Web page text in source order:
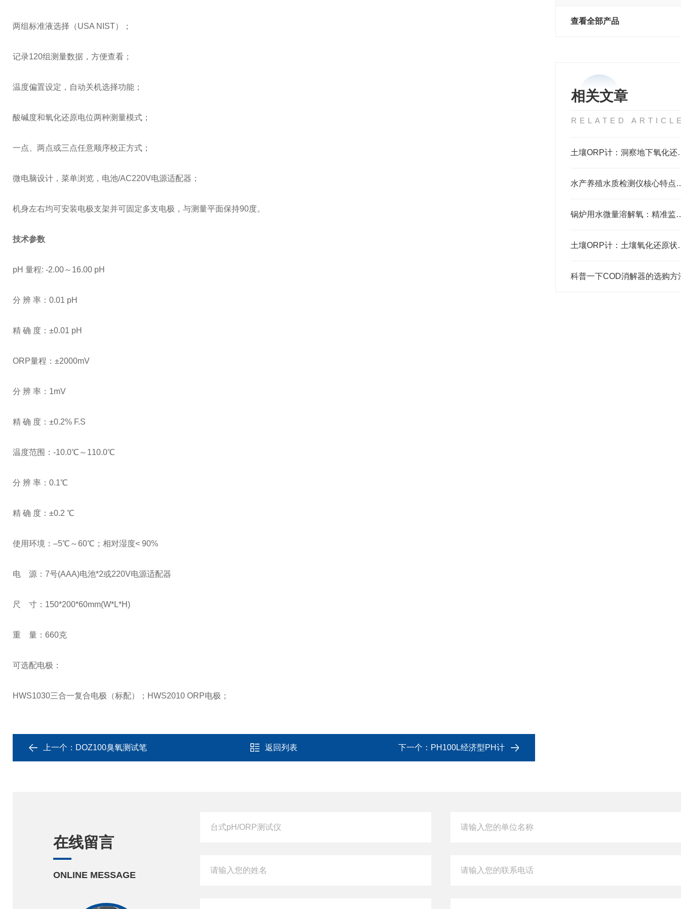
查看全部产品
相关文章
RELATED
土壤ORP
水产养殖水质检测仪核
锅炉用水微量溶解氧：精
土壤ORP
科普一下COD消解器的选购方
两组标准液选择（USA NIST）；
记录120组测量数据，方便查看；
温度偏置设定，自动关机选择功能；
酸碱度和氧化还原电位两种测量模式；
一点、两点或三点任意顺序校正方式；
微电脑设计，菜单浏览，电池/AC220V电源适配器；
机身左右均可安装电极支架并可固定多支电极，与测量平面保持90度。
技术参数
pH 量程: -2.00～16.00 pH
分 辨 率：0.01 pH
精 确 度：±0.01 pH
ORP量程：±2000mV
分 辨 率：1mV
精 确 度：±0.2% F.S
温度范围：-10.0℃～110.0℃
分 辨 率：0.1℃
精 确 度：±0.2 ℃
使用环境：–5℃～60℃；相对湿度< 90%
电 源：7号(AAA)电池*2或220V电源适配器
尺 寸：150*200*60mm(W*L*H)
重 量：660克
可选配电极：
HWS1030三合一复合电极（标配）；HWS2010 ORP电极；
上一个： DOZ100臭氧测试笔 返回列表 下一个： PH100L经济型PH计
在线留言
ONLINE MESSAGE